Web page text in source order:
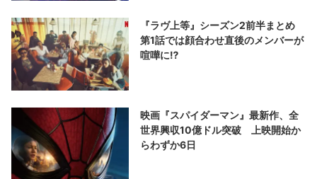
『ラヴ上等』シーズン2前半まとめ
第1話では顔合わせ直後のメンバーが
喧嘩に⁉︎
映画『スパイダーマン』最新作、全
世界興収10億ドル突破 上映開始か
らわずか6日